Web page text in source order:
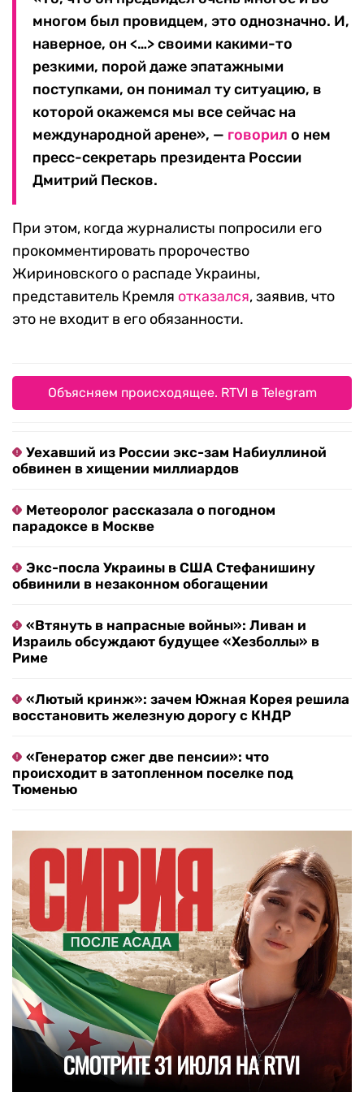
многом был провидцем, это однозначно. И,
наверное, он <…> своими какими-то
резкими, порой даже эпатажными
поступками, он понимал ту ситуацию, в
которой окажемся мы все сейчас на
международной арене», — говорил о нем
пресс-секретарь президента России
Дмитрий Песков.
При этом, когда журналисты попросили его
прокомментировать пророчество
Жириновского о распаде Украины,
представитель Кремля отказался, заявив, что
это не входит в его обязанности.
Объясняем происходящее. RTVI в Telegram
Уехавший из России экс-зам Набиуллиной
обвинен в хищении миллиардов
Метеоролог рассказала о погодном
парадоксе в Москве
Экс-посла Украины в США Стефанишину
обвинили в незаконном обогащении
«Втянуть в напрасные войны»: Ливан и
Израиль обсуждают будущее «Хезболлы» в
Риме
«Лютый кринж»: зачем Южная Корея решила
восстановить железную дорогу с КНДР
«Генератор сжег две пенсии»: что
происходит в затопленном поселке под
Тюменью